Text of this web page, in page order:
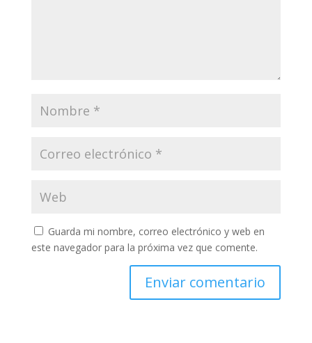
Guarda mi nombre, correo electrónico y web en
este navegador para la próxima vez que comente.